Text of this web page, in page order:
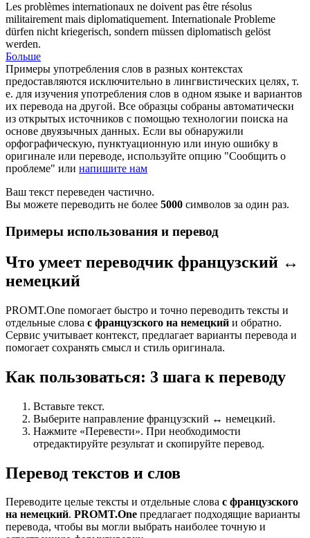
Les problèmes internationaux ne doivent pas être résolus
militairement mais diplomatiquement. Internationale Probleme
dürfen nicht kriegerisch, sondern müssen diplomatisch gelöst
werden.
Больше
Примеры употребления слов в разных контекстах
предоставляются исключительно в лингвистических целях, т.
е. для изучения употребления слов в одном языке и вариантов
их перевода на другой. Все образцы собраны автоматически
из открытых источников с помощью технологии поиска на
основе двуязычных данных. Если вы обнаружили
орфографическую, пунктуационную или иную ошибку в
оригинале или переводе, используйте опцию "Сообщить о
проблеме" или напишите нам
Ваш текст переведен частично.
Вы можете переводить не более 5000 символов за один раз.
Примеры использования и перевод
Что умеет переводчик французский ↔
немецкий
PROMT.One помогает быстро и точно переводить тексты и
отдельные слова с французского на немецкий и обратно.
Сервис учитывает контекст, предлагает варианты перевода и
помогает сохранять смысл и стиль оригинала.
Как пользоваться: 3 шага к переводу
Вставьте текст.
Выберите направление французский ↔ немецкий.
Нажмите «Перевести». При необходимости
отредактируйте результат и скопируйте перевод.
Перевод текстов и слов
Переводите целые тексты и отдельные слова с французского
на немецкий. PROMT.One предлагает подходящие варианты
перевода, чтобы вы могли выбрать наиболее точную и